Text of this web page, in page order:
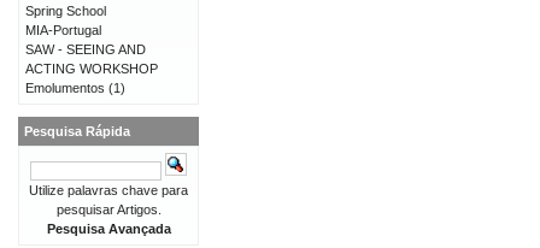
Spring School
MIA-Portugal
SAW - SEEING AND
ACTING WORKSHOP
Emolumentos (1)
Pesquisa Rápida
Utilize palavras chave para
pesquisar Artigos.
Pesquisa Avançada